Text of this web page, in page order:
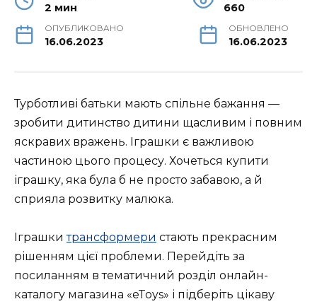
2 мин 660
ОПУБЛИКОВАНО
16.06.2023
ОБНОВЛЕНО
16.06.2023
Турботливі батьки мають спільне бажання —
зробити дитинство дитини щасливим і повним
яскравих вражень. Іграшки є важливою
частиною цього процесу. Хочеться купити
іграшку, яка була б не просто забавою, а й
сприяла розвитку малюка.
Іграшкитрансформери стають прекрасним
рішенням цієї проблеми. Перейдіть за
посиланням в тематичний розділ онлайн-
каталогу магазина «eToys» і підберіть цікаву